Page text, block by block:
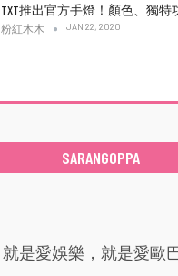
TXT推出官方手燈！顏色、獨特
粉紅木木 JAN 22, 2020
SARANGOPPA
就是愛娛樂，就是愛歐